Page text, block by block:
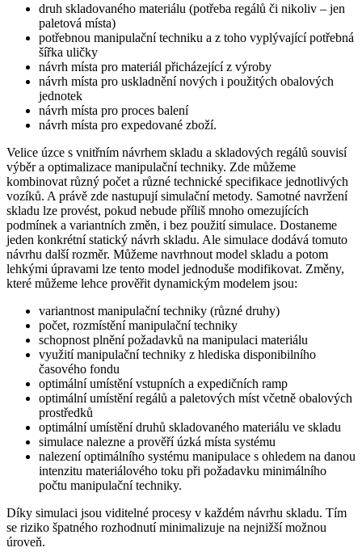
druh skladovaného materiálu (potřeba regálů či nikoliv – jen
paletová místa)
potřebnou manipulační techniku a z toho vyplývající potřebná
šířka uličky
návrh místa pro materiál přicházející z výroby
návrh místa pro uskladnění nových i použitých obalových
jednotek
návrh místa pro proces balení
návrh místa pro expedované zboží.
Velice úzce s vnitřním návrhem skladu a skladových regálů souvisí
výběr a optimalizace manipulační techniky. Zde můžeme
kombinovat různý počet a různé technické specifikace jednotlivých
vozíků. A právě zde nastupují simulační metody. Samotné navržení
skladu lze provést, pokud nebude příliš mnoho omezujících
podmínek a variantních změn, i bez použití simulace. Dostaneme
jeden konkrétní statický návrh skladu. Ale simulace dodává tomuto
návrhu další rozměr. Můžeme navrhnout model skladu a potom
lehkými úpravami lze tento model jednoduše modifikovat. Změny,
které můžeme lehce prověřit dynamickým modelem jsou:
variantnost manipulační techniky (různé druhy)
počet, rozmístění manipulační techniky
schopnost plnění požadavků na manipulaci materiálu
využití manipulační techniky z hlediska disponibilního
časového fondu
optimální umístění vstupních a expedičních ramp
optimální umístění regálů a paletových míst včetně obalových
prostředků
optimální umístění druhů skladovaného materiálu ve skladu
simulace nalezne a prověří úzká místa systému
nalezení optimálního systému manipulace s ohledem na danou
intenzitu materiálového toku při požadavku minimálního
počtu manipulační techniky.
Díky simulaci jsou viditelné procesy v každém návrhu skladu. Tím
se riziko špatného rozhodnutí minimalizuje na nejnižší možnou
úroveň.